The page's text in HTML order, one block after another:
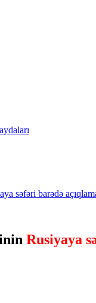
Rusiyaya